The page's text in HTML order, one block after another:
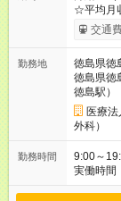
☆平均月
社員と
28万円+
次昇給制
役職につかな
り 試用
なる部分
月給
交通
勤務地
徳島県徳
徳島県徳
徳島駅）
医療
外科）
勤務時間
9:00～
実働時間
【残業ほ